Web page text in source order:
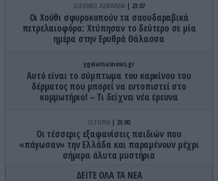
ΔΙΕΘΝΗΣ ΑΣΦΑΛΕΙΑ 23:07
Οι Χούθι σφυροκοπούν τα σαουδαραβικά
πετρελαιοφόρα: Χτύπησαν το δεύτερο σε μία
ημέρα στην Ερυθρά Θάλασσα
ygeiamasnews.gr
Αυτό είναι το σύμπτωμα του καρκίνου του
δέρματος που μπορεί να εντοπιστεί στο
κομμωτήριο! – Τι δείχνει νέα έρευνα
ΙΣΤΟΡΙΑ 23:00
Οι τέσσερις εξαφανίσεις παιδιών που
«πάγωσαν» την Ελλάδα και παραμένουν μέχρι
σήμερα άλυτα μυστήρια
ΔΕΙΤΕ ΟΛΑ ΤΑ ΝΕΑ